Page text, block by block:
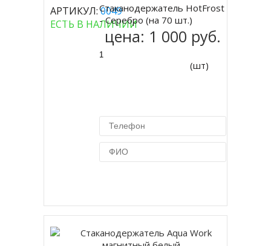
АРТИКУЛ:0049
ЕСТЬ В НАЛИЧИИ
Купить
Стаканодержатель HotFrost
- Серебро (на 70 шт.)
цена: 1 000 руб.
(шт)